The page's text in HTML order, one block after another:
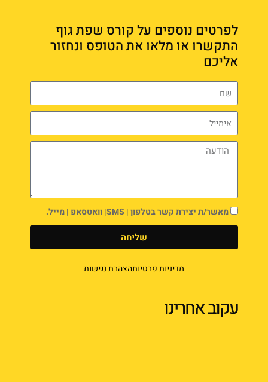
לפרטים נוספים על קורס שפת גוף
התקשרו או מלאו את הטופס ונחזור
אליכם
מאשר/ת יצירת קשר בטלפון | SMS| וואטסאפ | מייל.
שליחה
מדיניות פרטיותהצהרת נגישות
עקוב אחרינו